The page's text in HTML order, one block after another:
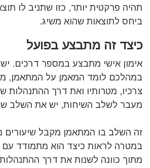
תהיה פרקטית יותר, כזו שתניב לו
ביחס לתוצאות שהוא משיג.
כיצד זה מתבצע בפועל
אימון אישי מתבצע במספר דרכים.
במהלכם לומד המאמן על המתאמן,
צרכיו, מטרותיו ואת דרך ההתנהלות
מעבר לשלב השיחות, יש את השלב
זה השלב בו המתאמן מקבל שיעורים
במטרה לראות כיצד הוא מתמודד עם
מתוך כוונה לשנות את דרך